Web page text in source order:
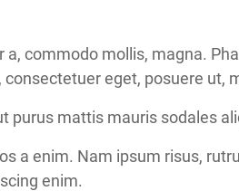
commodo mollis, magna.
eget, posuere ut,
purus mattis mauris sodales
a enim. Nam ipsum risus,
enim.